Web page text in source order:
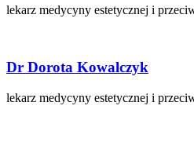
lekarz medycyny estetycznej i
Dr Dorota Kowalczyk
lekarz medycyny estetycznej i